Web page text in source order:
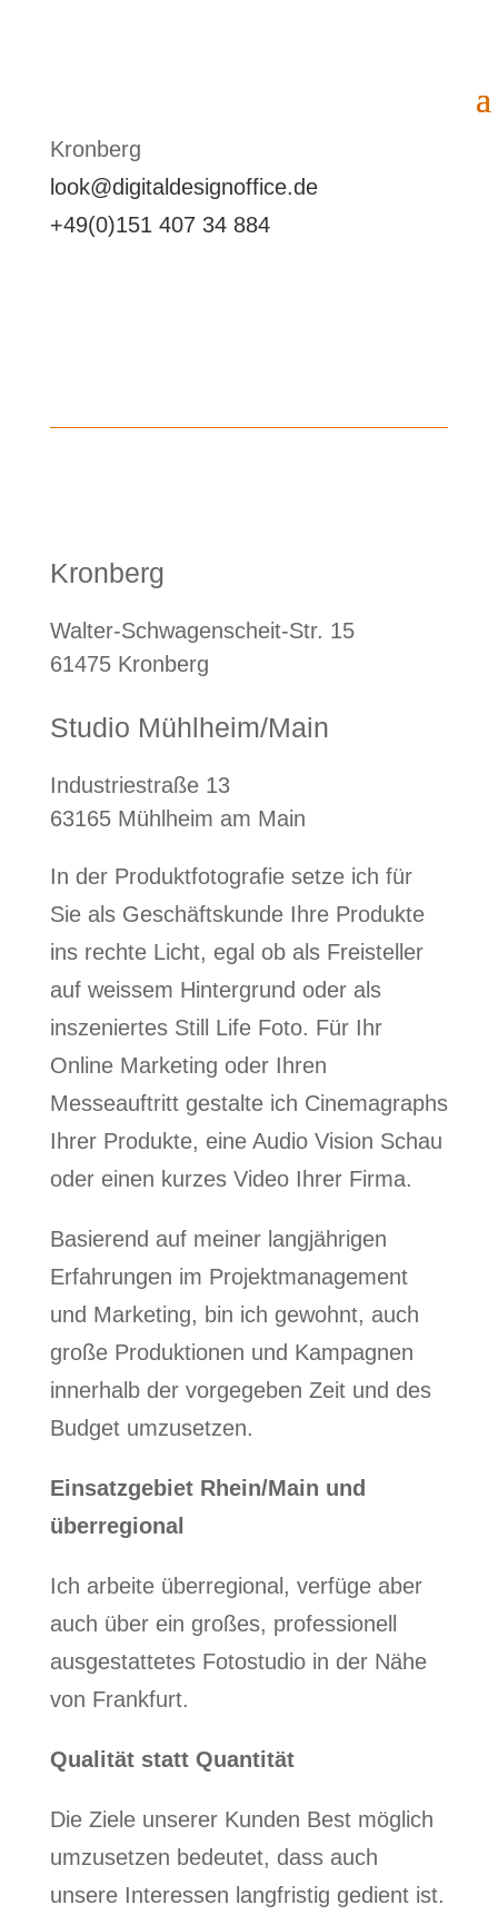
Kronberg
look@digitaldesignoffice.de
+49(0)151 407 34 884
Kronberg
Walter-Schwagenscheit-Str. 15
61475 Kronberg
Studio Mühlheim/Main
Industriestraße 13
63165 Mühlheim am Main
In der Produktfotografie setze ich für
Sie als Geschäftskunde Ihre Produkte
ins rechte Licht, egal ob als Freisteller
auf weissem Hintergrund oder als
inszeniertes Still Life Foto. Für Ihr
Online Marketing oder Ihren
Messeauftritt gestalte ich Cinemagraphs
Ihrer Produkte, eine Audio Vision Schau
oder einen kurzes Video Ihrer Firma.
Basierend auf meiner langjährigen
Erfahrungen im Projektmanagement
und Marketing, bin ich gewohnt, auch
große Produktionen und Kampagnen
innerhalb der vorgegeben Zeit und des
Budget umzusetzen.
Einsatzgebiet Rhein/Main und
überregional
Ich arbeite überregional, verfüge aber
auch über ein großes, professionell
ausgestattetes Fotostudio in der Nähe
von Frankfurt.
Qualität statt Quantität
Die Ziele unserer Kunden Best möglich
umzusetzen bedeutet, dass auch
unsere Interessen langfristig gedient ist.